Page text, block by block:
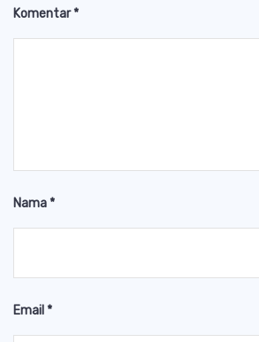
Komentar*
Nama*
Email*